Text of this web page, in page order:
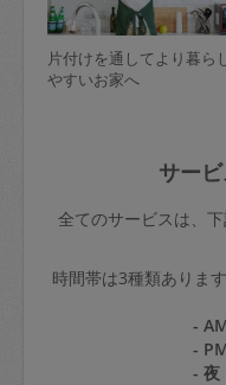
片付けを通してより暮ら
やすいお家へ
サー
全てのサービスは、
時間帯は3種類ありま
-
-
- 夜